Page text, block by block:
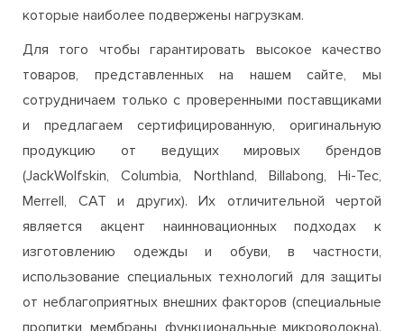
которые наиболее подвержены нагрузкам.
Для того чтобы гарантировать высокое качество
товаров, представленных на нашем сайте, мы
сотрудничаем только с проверенными поставщиками
и предлагаем сертифицированную, оригинальную
продукцию от ведущих мировых брендов
(JackWolfskin, Columbia, Northland, Billabong, Hi-Tec,
Merrell, CAT и других). Их отличительной чертой
является акцент наинновационных подходах к
изготовлению одежды и обуви, в частности,
использование специальных технологий для защиты
от неблагоприятных внешних факторов (специальные
пропитки, мембраны, функциональные микроволокна).